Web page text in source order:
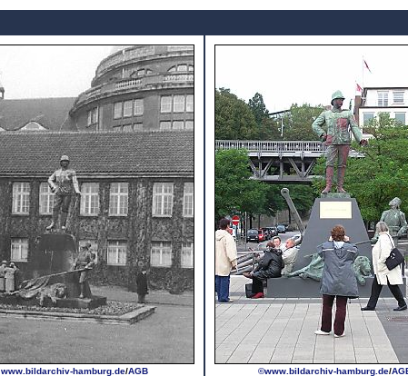
www.bildarchiv-hamburg.de/AGB ©www.bildarchiv-hamburg.de/